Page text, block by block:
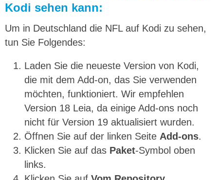
Kodi sehen kann:
Um in Deutschland die NFL auf Kodi zu sehen,
tun Sie Folgendes:
Laden Sie die neueste Version von Kodi,
die mit dem Add-on, das Sie verwenden
möchten, funktioniert. Wir empfehlen
Version 18 Leia, da einige Add-ons noch
nicht für Version 19 aktualisiert wurden.
Öffnen Sie auf der linken Seite Add-ons.
Klicken Sie auf das Paket-Symbol oben
links.